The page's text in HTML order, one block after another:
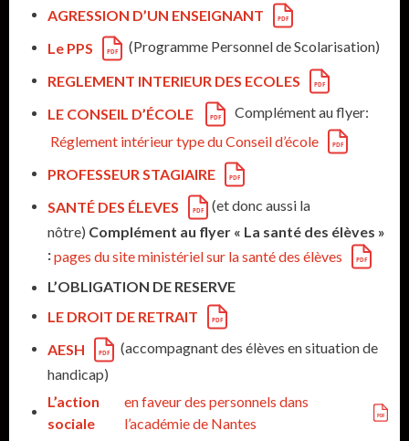
AGRESSION D’UN ENSEIGNANT
Le PPS
(Programme Personnel de Scolarisation)
REGLEMENT INTERIEUR DES ECOLES
LE CONSEIL D’ÉCOLE
Complément au flyer:
Réglement intérieur type du Conseil d’école
PROFESSEUR STAGIAIRE
SANTÉ DES ÉLEVES
(et donc aussi la
nôtre) Complément au flyer « La santé des élèves »
:pages du site ministériel sur la santé des élèves
L’OBLIGATION DE RESERVE
LE DROIT DE RETRAIT
AESH
(accompagnant des élèves en situation de
handicap)
L’action
sociale
en faveur des personnels dans
l’académie de Nantes